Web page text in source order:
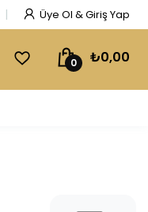
Üye Ol & Giriş Yap
0 ₺0,00